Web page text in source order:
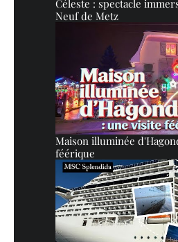
Céleste : spectacle
Neuf de Metz
Maison illuminée
féérique